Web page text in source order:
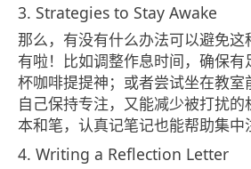
3. Strategies to Stay Awake
那么，有没有什么办法可以避免
有啦！比如调整作息时间，确保
杯咖啡提提神；或者尝试坐在教室
自己保持专注，又能减少被打扰
本和笔，认真记笔记也能帮助集中
4. Writing a Reflection Letter